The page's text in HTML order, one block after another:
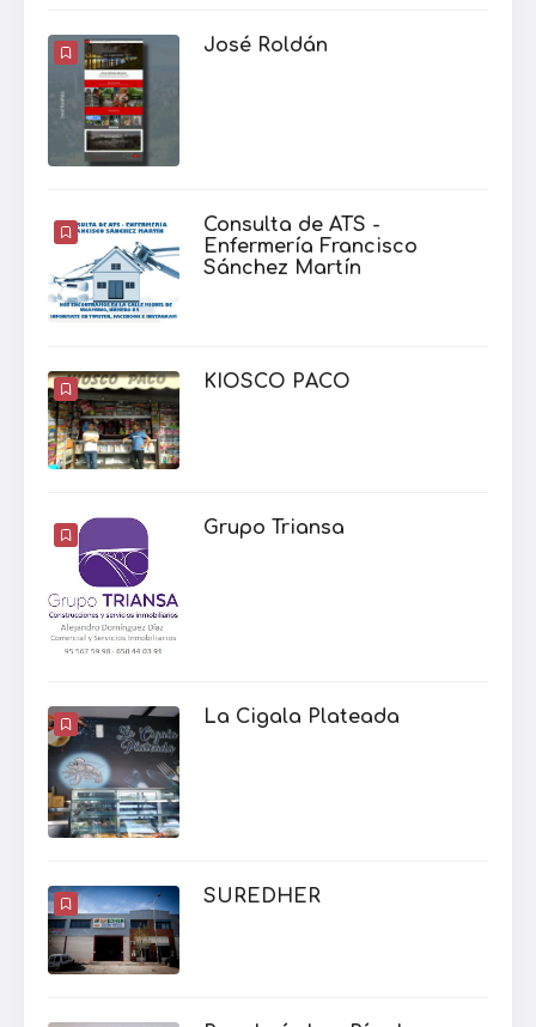
José Roldán
Consulta de ATS -
Enfermería Francisco
Sánchez Martín
KIOSCO PACO
Grupo Triansa
La Cigala Plateada
SUREDHER